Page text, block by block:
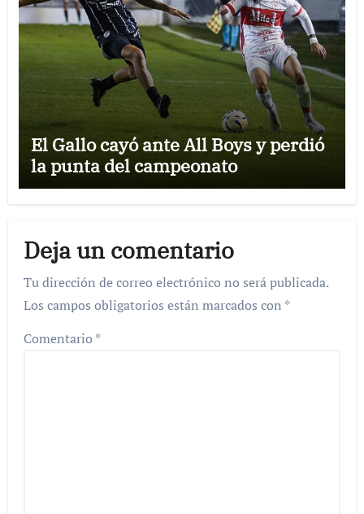
El Gallo cayó ante All Boys y perdió
la punta del campeonato
Deja un comentario
Tu dirección de correo electrónico no será publicada.
Los campos obligatorios están marcados con *
Comentario *